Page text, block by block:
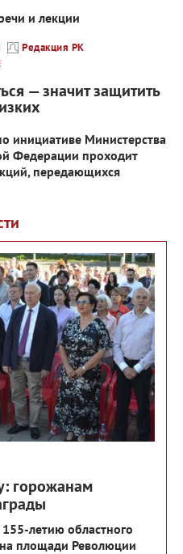
и лекции
Редакция РК
— значит защитить
инициативе Министерства
Федерации проходит
передающихся
горожанам
летию областного
площади Революции